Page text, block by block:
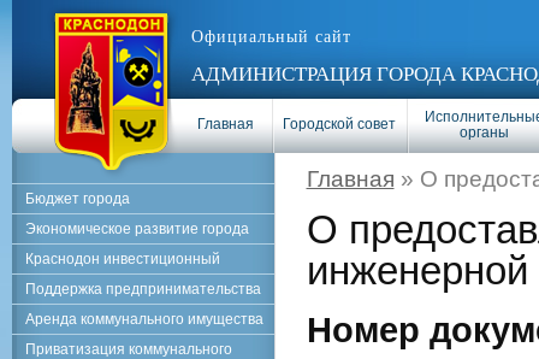
Официальный сайт
АДМИНИСТРАЦИЯ ГОРОДА
Главная Городской совет
органы
Главная » О
О
Номер
Бюджет города
Экономическое развитие города
Краснодон инвестиционный
Поддержка предпринимательства
Аренда коммунального имущества
Приватизация коммунального